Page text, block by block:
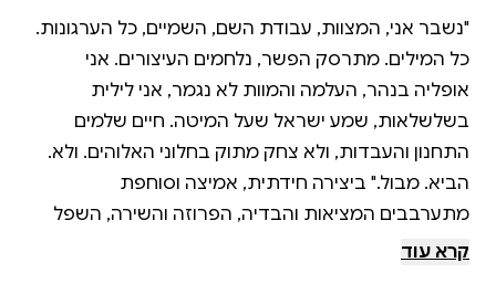
"נשבר אני, המצוות, עבודת השם, השמיים, כל הערגונות.
כל המילים. מתרסק הפשר, נלחמים העיצורים. אני
אופליה בנהר, העלמה והמוות לא נגמר, אני לילית
בשלשלאות, שמע ישראל שעל המיטה. חיים שלמים
התחנון והעבדות, ולא צחק מתוק בחלוני האלוהים. ולא.
הביא. מבול." ביצירה חידתית, אמיצה וסוחפת
מתערבבים המציאות והבדיה, הפרוזה והשירה, השפל
והנשגב, הכיעור והיופי. אחרי השמש מתחקה אחר עקבות
קרא עוד